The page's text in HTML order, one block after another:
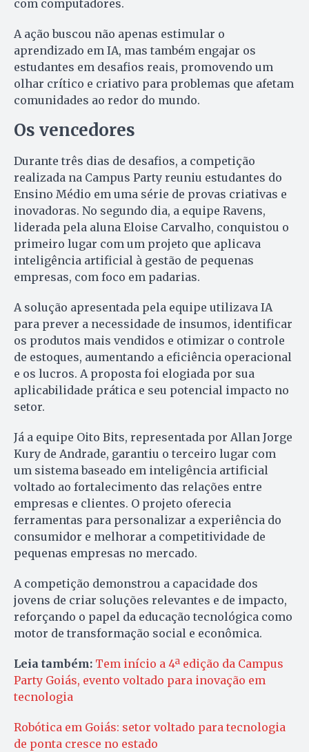
com computadores.
A ação buscou não apenas estimular o
aprendizado em IA, mas também engajar os
estudantes em desafios reais, promovendo um
olhar crítico e criativo para problemas que afetam
comunidades ao redor do mundo.
Os vencedores
Durante três dias de desafios, a competição
realizada na Campus Party reuniu estudantes do
Ensino Médio em uma série de provas criativas e
inovadoras. No segundo dia, a equipe Ravens,
liderada pela aluna Eloise Carvalho, conquistou o
primeiro lugar com um projeto que aplicava
inteligência artificial à gestão de pequenas
empresas, com foco em padarias.
A solução apresentada pela equipe utilizava IA
para prever a necessidade de insumos, identificar
os produtos mais vendidos e otimizar o controle
de estoques, aumentando a eficiência operacional
e os lucros. A proposta foi elogiada por sua
aplicabilidade prática e seu potencial impacto no
setor.
Já a equipe Oito Bits, representada por Allan Jorge
Kury de Andrade, garantiu o terceiro lugar com
um sistema baseado em inteligência artificial
voltado ao fortalecimento das relações entre
empresas e clientes. O projeto oferecia
ferramentas para personalizar a experiência do
consumidor e melhorar a competitividade de
pequenas empresas no mercado.
A competição demonstrou a capacidade dos
jovens de criar soluções relevantes e de impacto,
reforçando o papel da educação tecnológica como
motor de transformação social e econômica.
Leia também: Tem início a 4ª edição da Campus
Party Goiás, evento voltado para inovação em
tecnologia
Robótica em Goiás: setor voltado para tecnologia
de ponta cresce no estado